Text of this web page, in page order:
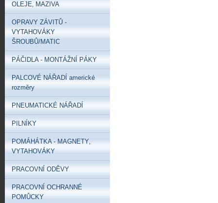
OLEJE‚ MAZIVA
OPRAVY ZÁVITŮ -
VYTAHOVÁKY
ŠROUBŮ/MATIC
PÁČIDLA - MONTÁŽNÍ PÁKY
PALCOVÉ NÁŘADÍ americké
rozměry
PNEUMATICKÉ NÁŘADÍ
PILNÍKY
POMÁHÁTKA - MAGNETY‚
VYTAHOVÁKY
PRACOVNÍ ODĚVY
PRACOVNÍ OCHRANNÉ
POMŮCKY